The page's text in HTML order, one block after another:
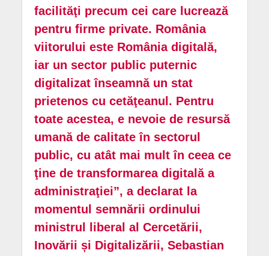
facilităţi precum cei care lucrează
pentru firme private. România
viitorului este România digitală,
iar un sector public puternic
digitalizat înseamnă un stat
prietenos cu cetăţeanul. Pentru
toate acestea, e nevoie de resursă
umană de calitate în sectorul
public, cu atât mai mult în ceea ce
ţine de transformarea digitală a
administraţiei”, a declarat la
momentul semnării ordinului
ministrul liberal al Cercetării,
Inovării și Digitalizării, Sebastian